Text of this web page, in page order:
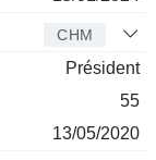
CHM
Président
55
13/05/2020